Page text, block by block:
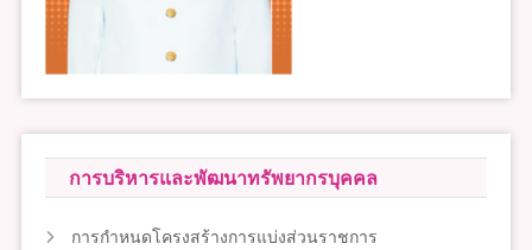
การบริหารและพัฒนาทรัพยากรบุคคล
การกำหนดโครงสร้างการแบ่งส่วนราชการ